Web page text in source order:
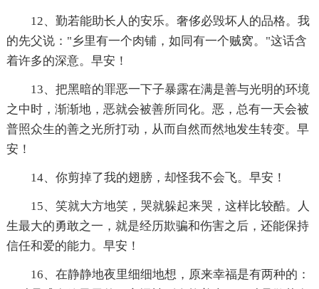
12、勤若能助长人的安乐。奢侈必毁坏人的品格。我
的先父说："乡里有一个肉铺，如同有一个贼窝。"这话含
着许多的深意。早安！
13、把黑暗的罪恶一下子暴露在满是善与光明的环境
之中时，渐渐地，恶就会被善所同化。恶，总有一天会被
普照众生的善之光所打动，从而自然而然地发生转变。早
安！
14、你剪掉了我的翅膀，却怪我不会飞。早安！
15、笑就大方地笑，哭就躲起来哭，这样比较酷。人
生最大的勇敢之一，就是经历欺骗和伤害之后，还能保持
信任和爱的能力。早安！
16、在静静地夜里细细地想，原来幸福是有两种的：